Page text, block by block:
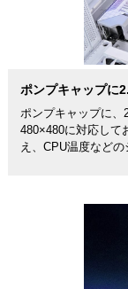
ポンプキャップに
ポンプキャップに、
480×480に対応して
え、CPU温度など